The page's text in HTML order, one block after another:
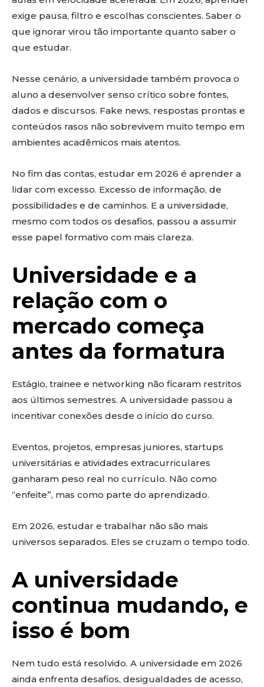
exige pausa, filtro e escolhas conscientes. Saber o
que ignorar virou tão importante quanto saber o
que estudar.
Nesse cenário, a universidade também provoca o
aluno a desenvolver senso crítico sobre fontes,
dados e discursos. Fake news, respostas prontas e
conteúdos rasos não sobrevivem muito tempo em
ambientes acadêmicos mais atentos.
No fim das contas, estudar em 2026 é aprender a
lidar com excesso. Excesso de informação, de
possibilidades e de caminhos. E a universidade,
mesmo com todos os desafios, passou a assumir
esse papel formativo com mais clareza.
Universidade e a
relação com o
mercado começa
antes da formatura
Estágio, trainee e networking não ficaram restritos
aos últimos semestres. A universidade passou a
incentivar conexões desde o início do curso.
Eventos, projetos, empresas juniores, startups
universitárias e atividades extracurriculares
ganharam peso real no currículo. Não como
“enfeite”, mas como parte do aprendizado.
Em 2026, estudar e trabalhar não são mais
universos separados. Eles se cruzam o tempo todo.
A universidade
continua mudando, e
isso é bom
Nem tudo está resolvido. A universidade em 2026
ainda enfrenta desafios, desigualdades de acesso,